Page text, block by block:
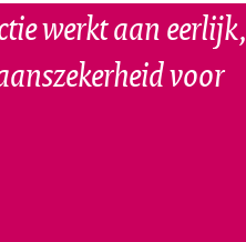
werkt aan eerlijk,
voor